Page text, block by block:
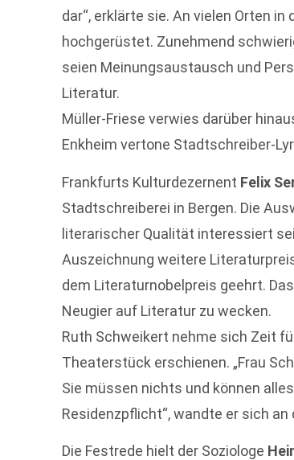
dar“, erklärte sie. An vielen Orten
hochgerüstet. Zunehmend
seien Meinungsaustausch und
Literatur.
Müller-Friese verwies darüber
Enkheim vertone Stadtschreiber-
Frankfurts Kulturdezernent Felix
Stadtschreiberei in Bergen. Die
literarischer Qualität interessiert
Auszeichnung weitere
dem Literaturnobelpreis geehrt.
Neugier auf Literatur zu wecken.
Ruth Schweikert nehme sich Zeit
Theaterstück erschienen. „Frau
Sie müssen nichts und können
Residenzpflicht“, wandte er sich
Die Festrede hielt der Soziologe